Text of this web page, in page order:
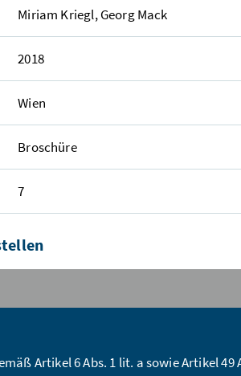
Miriam Kriegl, Georg Mack
2018
Wien
Broschüre
7
Artikel 6 Abs. 1 lit. a sowie Artikel 49